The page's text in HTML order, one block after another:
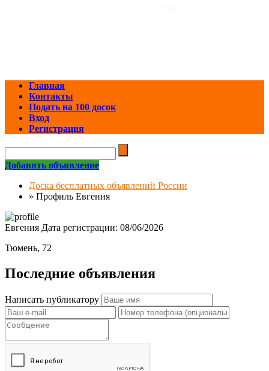
Главная
Контакты
Подать на 100 досок
Вход
Регистрация
Добавить объявление
Доска бесплатных объявлений России
» Профиль Евгения
Евгения Дата регистрации: 08/06/2026
Тюмень, 72
Последние объявления
Написать публикатору